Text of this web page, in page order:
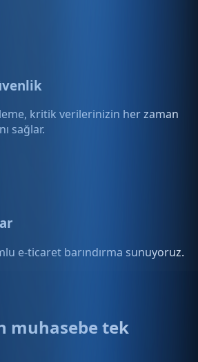
kritik verilerinizin her zaman
sağlar.
e-ticaret barındırma sunuyoruz.
muhasebe tek